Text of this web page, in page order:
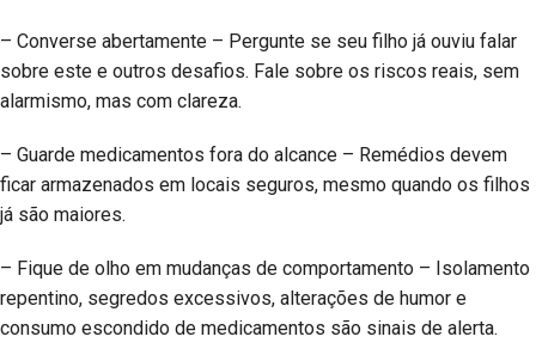
– Converse abertamente – Pergunte se seu filho já ouviu falar
sobre este e outros desafios. Fale sobre os riscos reais, sem
alarmismo, mas com clareza.
– Guarde medicamentos fora do alcance – Remédios devem
ficar armazenados em locais seguros, mesmo quando os filhos
já são maiores.
– Fique de olho em mudanças de comportamento – Isolamento
repentino, segredos excessivos, alterações de humor e
consumo escondido de medicamentos são sinais de alerta.